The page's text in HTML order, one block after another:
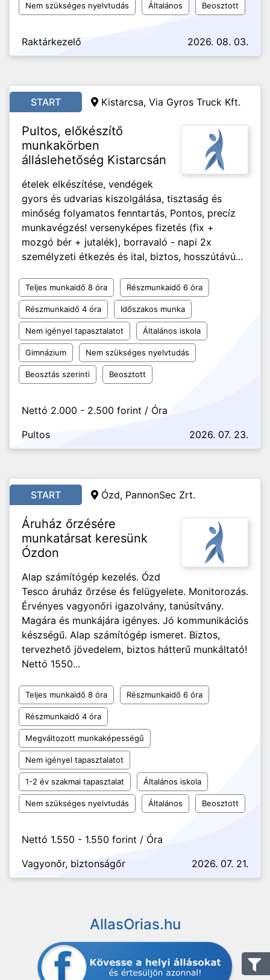
Nem szükséges nyelvtudás Általános Beosztott
Raktárkezelő 2026. 08. 03.
START Kistarcsa, Via Gyros Truck Kft.
Pultos, előkészítő
munkakörben
álláslehetőség Kistarcsán
ételek elkészítése, vendégek
gyors és udvarias kiszolgálása, tisztaság és
minőség folyamatos fenntartás, Pontos, precíz
munkavégzés! versenyképes fizetés (fix +
mozgó bér + jutalék), borravaló - napi 2x
személyzeti étkezés és ital, biztos, hosszútávú...
Teljes munkaidő 8 óra Részmunkaidő 6 óra
Részmunkaidő 4 óra Időszakos munka
Nem igényel tapasztalatot Általános iskola
Gimnázium Nem szükséges nyelvtudás
Beosztás szerinti Beosztott
Nettó 2.000 - 2.500 forint / Óra
Pultos
2026. 07. 23.
START Ózd, PannonSec Zrt.
Áruház őrzésére
munkatársat keresünk
Ózdon
Alap számítógép kezelés. Ózd
Tesco áruház őrzése és felügyelete. Monitorozás.
Érvényes vagyonőri igazolvány, tanúsítvány.
Magára és munkájára igényes. Jó kommunikációs
készségű. Alap számítógép ismeret. Biztos,
tervezhető jövedelem, biztos hátterű munkáltató!
Nettó 1550...
Teljes munkaidő 8 óra Részmunkaidő 6 óra
Részmunkaidő 4 óra
Megváltozott munkaképességű
Nem igényel tapasztalatot
1-2 év szakmai tapasztalat Általános iskola
Nem szükséges nyelvtudás Általános Beosztott
Nettó 1.550 - 1.550 forint / Óra
Vagyonőr, biztonságőr
2026. 07. 21.
AllasOrias.hu